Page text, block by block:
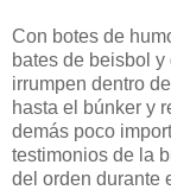
Con botes de
bates de beisbol
irrumpen dentro
hasta el búnker y
demás poco
testimonios de la
del orden durante